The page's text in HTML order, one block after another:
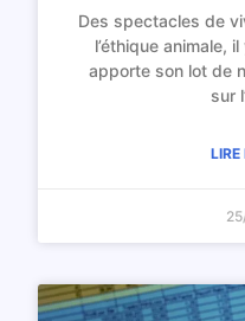
Des spectacles de
l’éthique animale,
apporte son lot de
sur
LIRE